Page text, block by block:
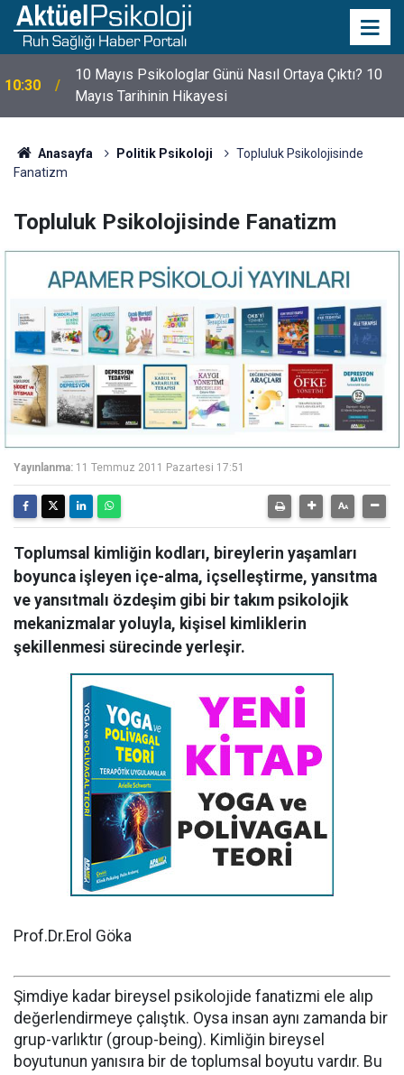
10:30
10 Mayıs Psikologlar Günü Nasıl Ortaya Çıktı? 10
Mayıs Tarihinin Hikayesi
Anasayfa Politik Psikoloji
Topluluk Psikolojisinde
Fanatizm
Topluluk Psikolojisinde Fanatizm
Yayınlanma: 11 Temmuz 2011 Pazartesi 17:51
Toplumsal kimliğin kodları, bireylerin yaşamları
boyunca işleyen içe-alma, içselleştirme, yansıtma
ve yansıtmalı özdeşim gibi bir takım psikolojik
mekanizmalar yoluyla, kişisel kimliklerin
şekillenmesi sürecinde yerleşir.
Prof.Dr.Erol Göka
Şimdiye kadar bireysel psikolojide fanatizmi ele alıp
değerlendirmeye çalıştık. Oysa insan aynı zamanda bir
grup-varlıktır (group-being). Kimliğin bireysel
boyutunun yanısıra bir de toplumsal boyutu vardır. Bu